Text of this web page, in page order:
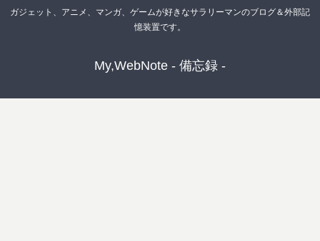
ガジェット、アニメ、マンガ、ゲームが好きなサラリーマンのブログ＆外部記
憶装置です。
My,WebNote - 備忘録 -